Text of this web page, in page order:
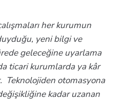
her kurumun
yeni bilgi ve
geleceğine uyarlama
ticari kurumlarda ya kâr
Teknolojiden otomasyona
kadar uzanan